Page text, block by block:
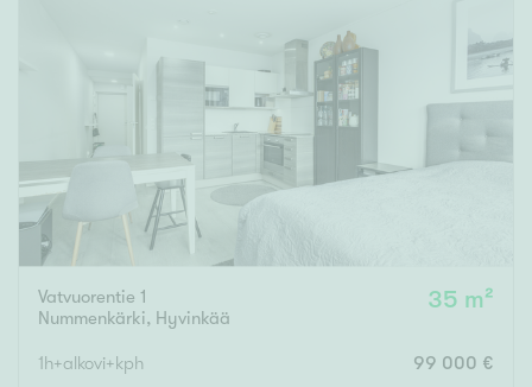
Vatvuorentie 1
Nummenkärki, Hyvinkää
35 m²
1h+alkovi+kph 99 000 €